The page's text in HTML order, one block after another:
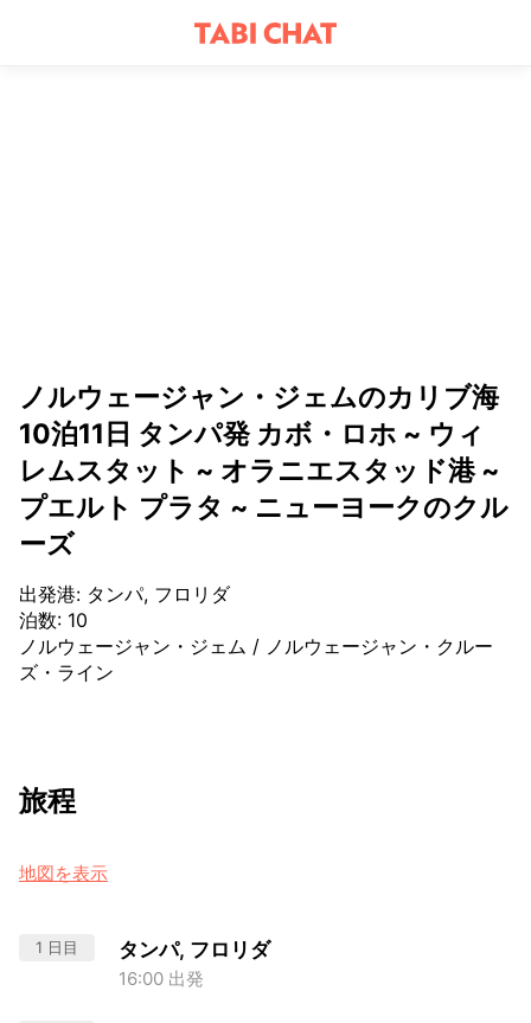
ノルウェージャン・ジェムのカリブ海
10泊11日 タンパ発 カボ・ロホ ~ ウィ
レムスタット ~ オラニエスタッド港 ~
プエルト プラタ ~ ニューヨークのクル
ーズ
出発港: タンパ, フロリダ
泊数: 10
ノルウェージャン・ジェム / ノルウェージャン・クルー
ズ・ライン
旅程
地図を表示
1 日目 タンパ, フロリダ
16:00 出発